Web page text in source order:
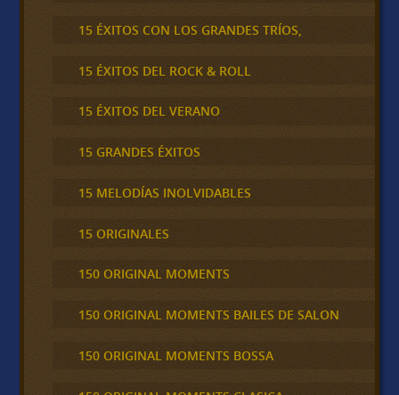
15 ÉXITOS CON LOS GRANDES TRÍOS,
15 ÉXITOS DEL ROCK & ROLL
15 ÉXITOS DEL VERANO
15 GRANDES ÉXITOS
15 MELODÍAS INOLVIDABLES
15 ORIGINALES
150 ORIGINAL MOMENTS
150 ORIGINAL MOMENTS BAILES DE SALON
150 ORIGINAL MOMENTS BOSSA